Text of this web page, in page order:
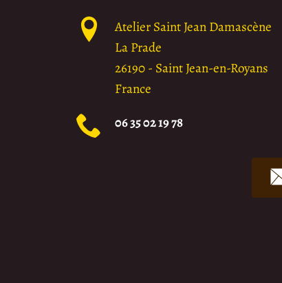
Atelier Saint Jean Damascène
La Prade
26190- Saint Jean-en-Royans
France
06 35 02 19 78